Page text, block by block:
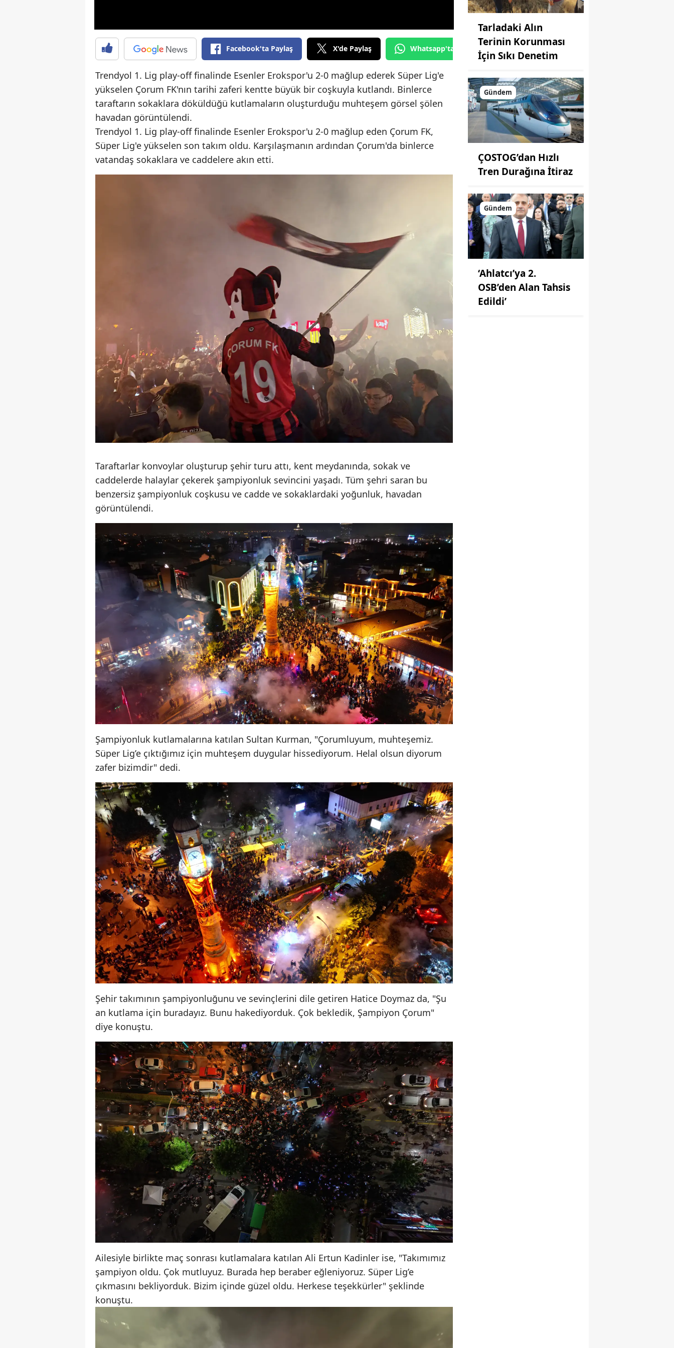
Elazığ
Erzincan
Erzurum
Eskişehir
Giresun
Hakkari
Mersin
İstanbul
Kastamonu
Kırklareli
Kırşehir
Kocaeli
Konya
Kütahya
Malatya
Manisa
Mardin
Muğla
Muş
Nevşehir
Niğde
Ordu
Rize
Sakarya
Samsun
Sivas
Tokat
Trabzon
Tunceli
Şanlıurfa
Uşak
Van
Yozgat
Zonguldak
Aksaray
Bayburt
Karaman
Kırıkkale
Batman
Şırnak
Bartın
Ardahan
Iğdır
Yalova
Karabük
Kilis
Osmaniye
Düzce
Facebook'ta Paylaş X'de Paylaş Whatsapp'tan Gönder
Trendyol 1. Lig play-off finalinde Esenler Erokspor'u 2-0 mağlup ederek Süper Lig'e
yükselen Çorum FK'nın tarihi zaferi kentte büyük bir coşkuyla kutlandı. Binlerce
taraftarın sokaklara döküldüğü kutlamaların oluşturduğu muhteşem görsel şölen
havadan görüntülendi.
Trendyol 1. Lig play-off finalinde Esenler Erokspor'u 2-0 mağlup eden Çorum FK,
Süper Lig'e yükselen son takım oldu. Karşılaşmanın ardından Çorum'da binlerce
vatandaş sokaklara ve caddelere akın etti.
Taraftarlar konvoylar oluşturup şehir turu attı, kent meydanında, sokak ve
caddelerde halaylar çekerek şampiyonluk sevincini yaşadı. Tüm şehri saran bu
benzersiz şampiyonluk coşkusu ve cadde ve sokaklardaki yoğunluk, havadan
görüntülendi.
Şampiyonluk kutlamalarına katılan Sultan Kurman, "Çorumluyum, muhteşemiz.
Süper Lig’e çıktığımız için muhteşem duygular hissediyorum. Helal olsun diyorum
zafer bizimdir" dedi.
Şehir takımının şampiyonluğunu ve sevinçlerini dile getiren Hatice Doymaz da, "Şu
an kutlama için buradayız. Bunu hakediyorduk. Çok bekledik, Şampiyon Çorum"
diye konuştu.
Ailesiyle birlikte maç sonrası kutlamalara katılan Ali Ertun Kadinler ise, "Takımımız
şampiyon oldu. Çok mutluyuz. Burada hep beraber eğleniyoruz. Süper Lig’e
çıkmasını bekliyorduk. Bizim içinde güzel oldu. Herkese teşekkürler" şeklinde
konuştu.
Tarladaki Alın
Terinin Korunması
İçin Sıkı Denetim
Gündem
ÇOSTOG’dan Hızlı
Tren Durağına İtiraz
Gündem
‘Ahlatcı’ya 2.
OSB’den Alan Tahsis
Edildi’